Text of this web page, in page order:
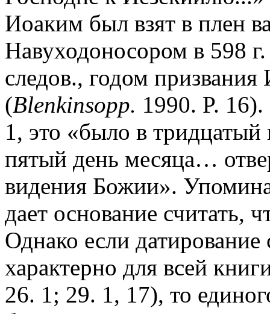
Иоаким был взят в плен
Навуходоносором в 598
следов., годом
(Blenkinsopp. 1990. P.
1, это «было в тридцатый
пятый день месяца…
видения Божии».
дает основание считать,
Однако если
характерно для всей
26. 1; 29. 1, 17), то